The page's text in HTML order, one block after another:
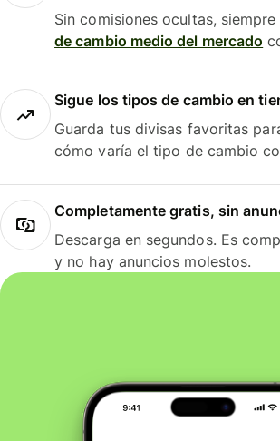
Sin comisiones ocultas,
de cambio medio del mercado
Sigue los tipos de cambio en
Guarda tus divisas favoritas
cómo varía el tipo de cambio
Completamente gratis, sin
Descarga en segundos. Es
y no hay anuncios molestos.